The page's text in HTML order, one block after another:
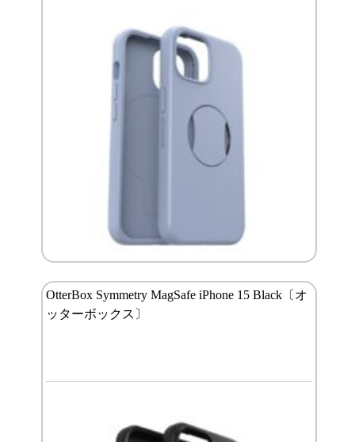
OtterBox Symmetry MagSafe iPhone 15 Black〔オ
ッターボックス〕